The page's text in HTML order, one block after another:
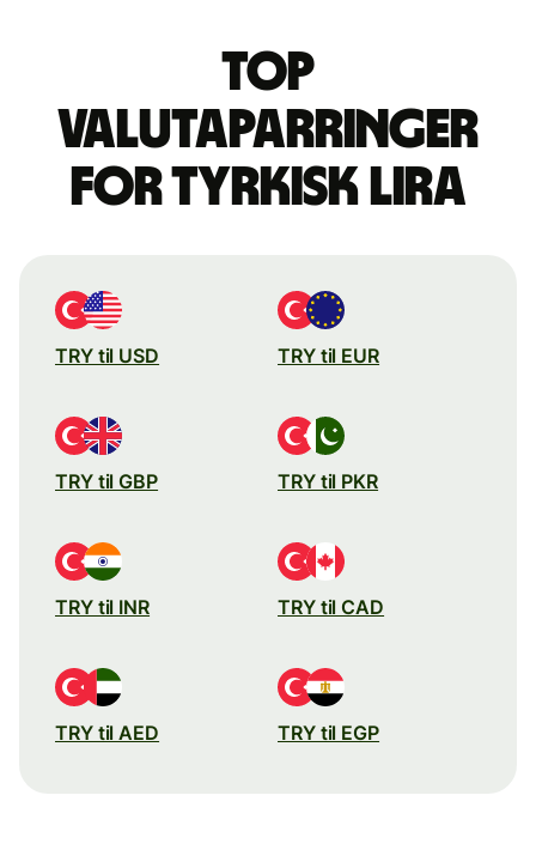
Top
valutaparringer
for tyrkisk lira
TRY til USD TRY til EUR
TRY til GBP TRY til PKR
TRY til INR TRY til CAD
TRY til AED TRY til EGP